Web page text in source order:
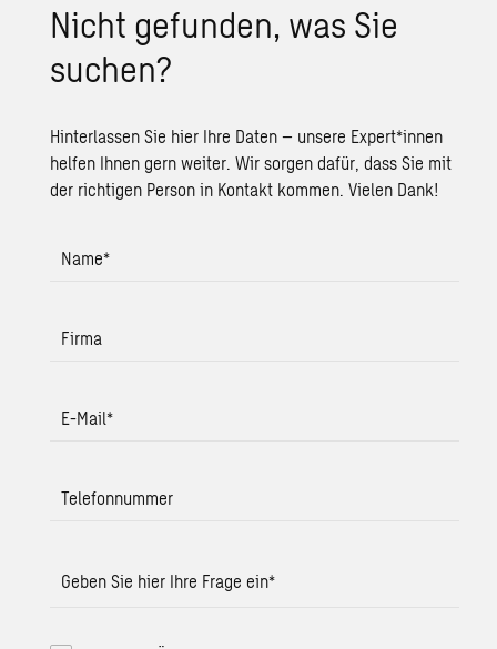
Nicht gefunden, was Sie
suchen?
Hinterlassen Sie hier Ihre Daten – unsere Expert*innen
helfen Ihnen gern weiter. Wir sorgen dafür, dass Sie mit
der richtigen Person in Kontakt kommen. Vielen Dank!
Name*
Firma
E-Mail*
Telefonnummer
Geben Sie hier Ihre Frage ein*